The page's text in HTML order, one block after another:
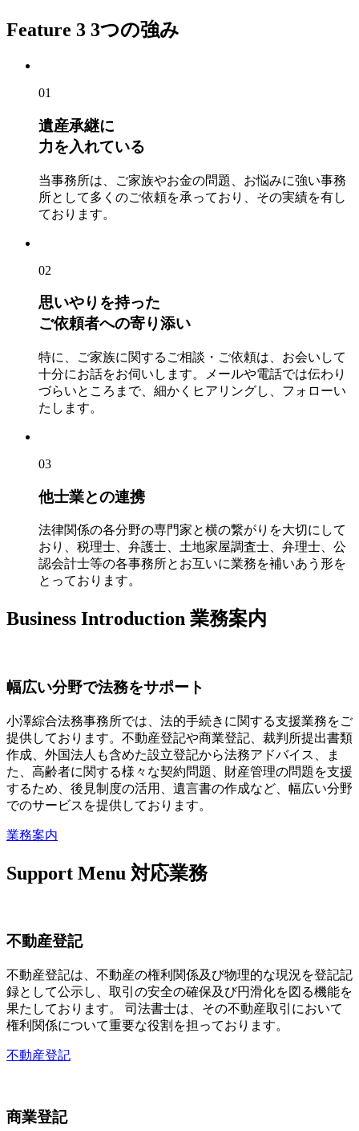
Feature 3 3つの強み
01
遺産承継に
力を入れている
当事務所は、ご家族やお金の問題、お悩みに強い事務
所として多くのご依頼を承っており、その実績を有し
ております。
02
思いやりを持った
ご依頼者への寄り添い
特に、ご家族に関するご相談・ご依頼は、お会いして
十分にお話をお伺いします。メールや電話では伝わり
づらいところまで、細かくヒアリングし、フォローい
たします。
03
他士業との連携
法律関係の各分野の専門家と横の繋がりを大切にして
おり、税理士、弁護士、土地家屋調査士、弁理士、公
認会計士等の各事務所とお互いに業務を補いあう形を
とっております。
Business Introduction 業務案内
幅広い分野で法務をサポート
小澤綜合法務事務所では、法的手続きに関する支援業務をご
提供しております。不動産登記や商業登記、裁判所提出書類
作成、外国法人も含めた設立登記から法務アドバイス、ま
た、高齢者に関する様々な契約問題、財産管理の問題を支援
するため、後見制度の活用、遺言書の作成など、幅広い分野
でのサービスを提供しております。
業務案内
Support Menu 対応業務
不動産登記
不動産登記は、不動産の権利関係及び物理的な現況を登記記
録として公示し、取引の安全の確保及び円滑化を図る機能を
果たしております。 司法書士は、その不動産取引において
権利関係について重要な役割を担っております。
不動産登記
商業登記